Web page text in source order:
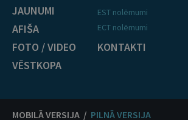
JAUNUMI
AFIŠA
FOTO / VIDEO
VĒSTKOPA
EST nolēmumi
ECT nolēmumi
KONTAKTI
MOBILĀ VERSIJA / PILNĀ VERSIJA